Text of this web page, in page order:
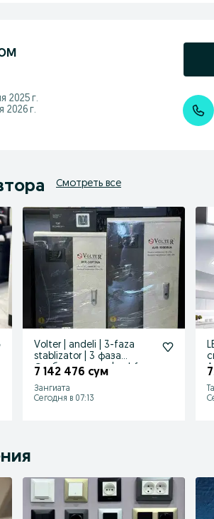
2025 г.
2026 г.
Смотреть все
Volter | andeli | 3-faza
stablizator | 3 фаза
Стабилизаторы | uchfaza
7 142 476 сум
Зангиата
Сегодня в 07:13